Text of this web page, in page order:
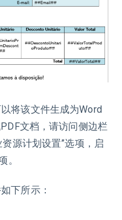
将该文件生成为Word
文档，请访问侧边栏
源计划设置”选项，启
。
下所示：